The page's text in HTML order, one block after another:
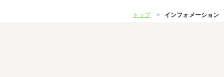
トップ インフォメーション